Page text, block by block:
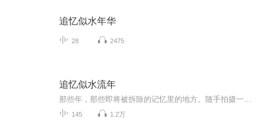
追忆似水年华
28 2475
追忆似水流年
145 1.2万